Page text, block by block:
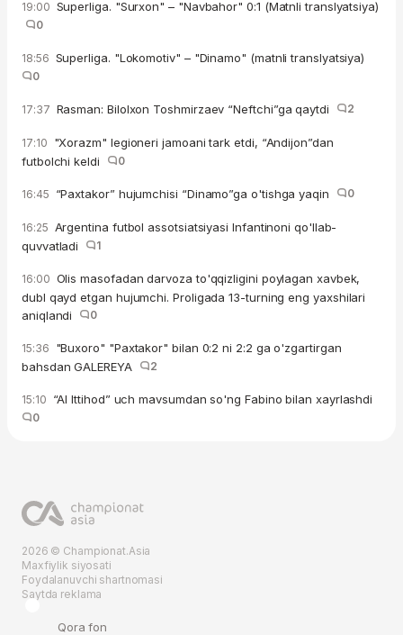
19:00 Superliga. "Surxon" – "Navbahor" 0:1 (Matnli translyatsiya)
0
18:56 Superliga. "Lokomotiv" – "Dinamo" (matnli translyatsiya)
0
17:37 Rasman: Bilolxon Toshmirzaev “Neftchi”ga qaytdi 2
17:10 "Xorazm" legioneri jamoani tark etdi, “Andijon”dan
futbolchi keldi
0
16:45 “Paxtakor” hujumchisi “Dinamo”ga o'tishga yaqin 0
16:25 Argentina futbol assotsiatsiyasi Infantinoni qo'llab-
quvvatladi
1
16:00 Olis masofadan darvoza to'qqizligini poylagan xavbek,
dubl qayd etgan hujumchi. Proligada 13-turning eng yaxshilari
aniqlandi
0
15:36 "Buxoro" "Paxtakor" bilan 0:2 ni 2:2 ga o'zgartirgan
bahsdan GALEREYA
2
15:10 “Al Ittihod” uch mavsumdan so'ng Fabino bilan xayrlashdi
0
2026 © Championat.Asia
Maxfiylik siyosati
Foydalanuvchi shartnomasi
Saytda reklama
Qora fon